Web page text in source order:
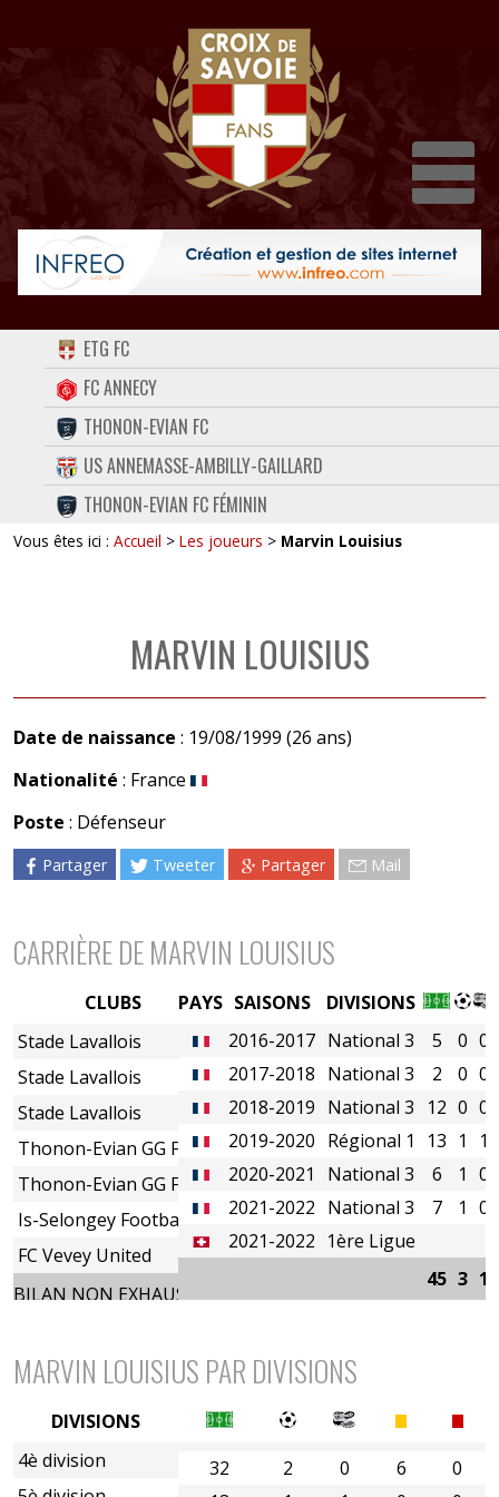
ACCUEIL
FORUM
CONTACT
FACEBOOK
TWITTER
ETG FC
FC ANNECY
THONON-EVIAN FC
US ANNEMASSE-AMBILLY-GAILLARD
THONON-EVIAN FC FÉMININ
Vous êtes ici : Accueil > Les joueurs > Marvin Louisius
MARVIN LOUISIUS
Date de naissance : 19/08/1999 (26 ans)
Nationalité : France
Poste : Défenseur
Partager Tweeter Partager Mail
CARRIÈRE DE MARVIN LOUISIUS
PAYS SAISONS
DIVISIONS
2016-2017 National 3 5 0 0
2017-2018 National 3 2 0 0
2018-2019 National 3 12 0 0
2019-2020 Régional 1 13 1
1
2020-2021
National 3 6 1
0
2021-2022 National 3 7 1
0
2021-2022 1ère Ligue
45 3 1
CLUBS
Stade Lavallois
Stade Lavallois
Stade Lavallois
Thonon-Evian GG FC
Thonon-Evian GG FC
Is-Selongey Football
FC Vevey United
BILAN NON EXHAUSTIF
MARVIN LOUISIUS PAR DIVISIONS
32 2 0 6
0
DIVISIONS
4è division